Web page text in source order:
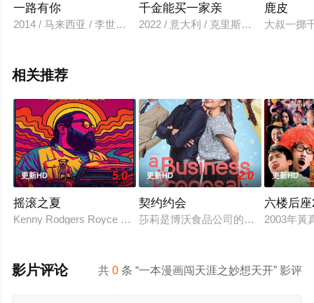
一路有你
2014 / 马来西亚 / 李世平,本·法伊弗,尤凤音
千金能买一家亲
2022 / 意大利 / 克里斯蒂安·德西卡,安
鹿皮
大叔一掷
相关推荐
更新HD 5.0
摇滚之夏
Kenny Rodgers Royce honors his late mother's legacy
更新HD 2.0
契约约会
莎莉是博沃食品公司的食品分析师，
更新HD
六楼后
2003年黃
共0 条 “一本漫画闯天涯之妙想天开” 影评
影片评论